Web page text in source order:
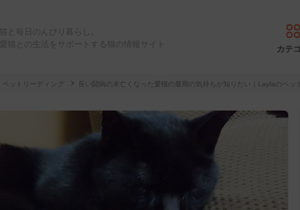
猫と毎日のんびり暮らし。
愛猫との生活をサポートする猫の情報サイト
カテ
ットリーディング 長い闘病の末亡くなった愛猫の最期の気持ちが知りたい｜Laylaのペッ